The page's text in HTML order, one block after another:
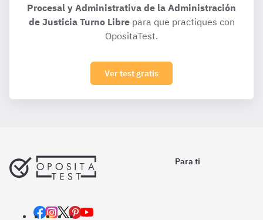
Procesal y Administrativa de la Administración
de Justicia Turno Librepara que practiques con
OpositaTest.
Ver test gratis
Para ti